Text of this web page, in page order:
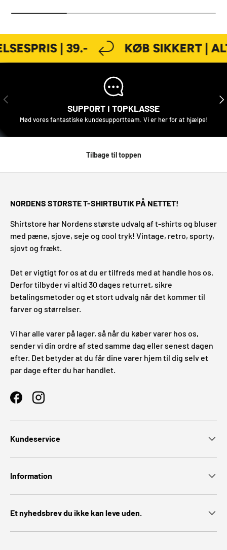
| 39.- KØB SIKKERT |
TIDLIGERE
SUPPORT I TOPKLASSE
Mød vores fantastiske kundesupportteam. Vi er her for at hjælpe!
Tilbage til toppen
NORDENS STØRSTE T-SHIRTBUTIK PÅ NETTET!
Shirtstore har Nordens største udvalg af t-shirts og bluser
med pæne, sjove, seje og cool tryk! Vintage, retro, sporty,
sjovt og frækt.
Det er vigtigt for os at du er tilfreds med at handle hos os.
Derfor tilbyder vi altid 30 dages returret, sikre
betalingsmetoder og et stort udvalg når det kommer til
farver og størrelser.
Vi har alle varer på lager, så når du køber varer hos os,
sender vi din ordre af sted samme dag eller senest dagen
efter. Det betyder at du får dine varer hjem til dig selv et
par dage efter du har handlet.
FacebookInstagram
Kundeservice
Information
Et nyhedsbrev du ikke kan leve uden.